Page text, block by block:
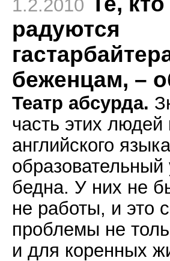
1.2.2010
радуются
беженцам, –
Театр абсурда.
часть этих людей
английского
бедна. У них не
не работы, и это
проблемы не
и для коренных